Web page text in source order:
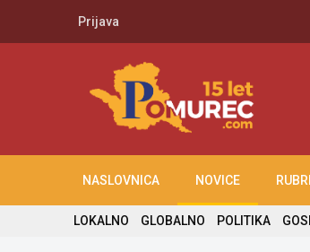
Prijava
NASLOVNICA NOVICE
LOKALNO GLOBALNO POLITIKA